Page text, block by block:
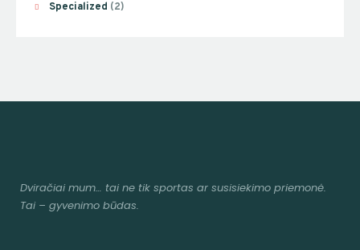
Specialized (2)
Dviračiai mum… tai ne tik sportas ar susisiekimo priemonė.
Tai – gyvenimo būdas.